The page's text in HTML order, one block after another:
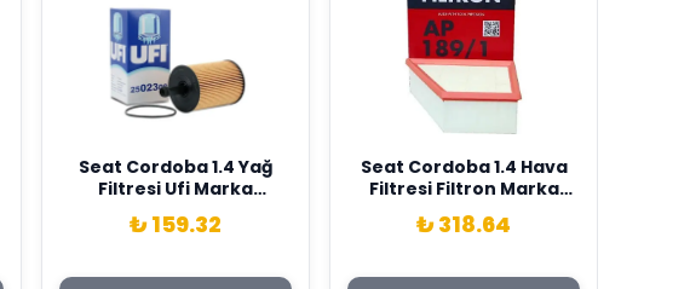
Seat Cordoba 1.4 Yağ
Filtresi Ufi Marka
071115562C
₺ 159.32
Seat Cordoba 1.4 Hava
Filtresi Filtron Marka
6Q0129620
₺ 318.64